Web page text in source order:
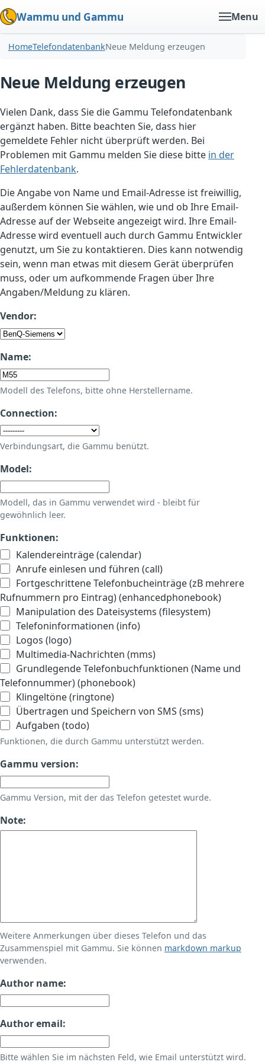
Wammu und Gammu Menu
HomeTelefondatenbankNeue Meldung erzeugen
Neue Meldung erzeugen
Vielen Dank, dass Sie die Gammu Telefondatenbank
ergänzt haben. Bitte beachten Sie, dass hier
gemeldete Fehler nicht überprüft werden. Bei
Problemen mit Gammu melden Sie diese bitte in der
Fehlerdatenbank.
Die Angabe von Name und Email-Adresse ist freiwillig,
außerdem können Sie wählen, wie und ob Ihre Email-
Adresse auf der Webseite angezeigt wird. Ihre Email-
Adresse wird eventuell auch durch Gammu Entwickler
genutzt, um Sie zu kontaktieren. Dies kann notwendig
sein, wenn man etwas mit diesem Gerät überprüfen
muss, oder um aufkommende Fragen über Ihre
Angaben/Meldung zu klären.
Vendor:
Name:
Modell des Telefons, bitte ohne Herstellername.
Connection:
Verbindungsart, die Gammu benützt.
Model:
Modell, das in Gammu verwendet wird - bleibt für
gewöhnlich leer.
Funktionen:
Kalendereinträge (calendar)
Anrufe einlesen und führen (call)
Fortgeschrittene Telefonbucheinträge (zB mehrere
Rufnummern pro Eintrag) (enhancedphonebook)
Manipulation des Dateisystems (filesystem)
Telefoninformationen (info)
Logos (logo)
Multimedia-Nachrichten (mms)
Grundlegende Telefonbuchfunktionen (Name und
Telefonnummer) (phonebook)
Klingeltöne (ringtone)
Übertragen und Speichern von SMS (sms)
Aufgaben (todo)
Funktionen, die durch Gammu unterstützt werden.
Gammu version:
Gammu Version, mit der das Telefon getestet wurde.
Note:
Weitere Anmerkungen über dieses Telefon und das
Zusammenspiel mit Gammu. Sie können markdown markup
verwenden.
Author name:
Author email:
Bitte wählen Sie im nächsten Feld, wie Email unterstützt wird.